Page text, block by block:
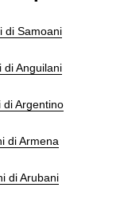
di Samoani
di Anguilani
Argentino
di Armena
di Arubani